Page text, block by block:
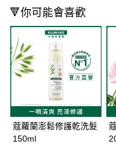
１．簡單：不需註冊會員、不需
２．便利：只要手機號碼，簡
３．安心：先確認商品／服務
【「AFTEE先享後付」結帳流程
１．於結帳方式選擇「AFTEE
結帳頁面，進行簡訊認證並確
２．訂單成立數日內，您將收
３．收到繳費通知簡訊後14天
ATM／網路銀行／等多元方式
※ 請注意：結帳手續完成當下
購買商品的店家。未經商家同
後付繳納相關費用。
運送方式
全家取貨付款
每筆NT$65，滿NT$390(含
付款後全家取貨
每筆NT$65，滿NT$390(含
萊爾富取貨付款
每筆NT$65，滿NT$490(含
🔻你可能會喜歡
蔻蘿蘭澎鬆修護乾洗髮
150ml